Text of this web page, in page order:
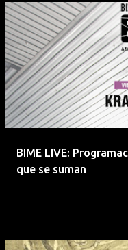
BIME LIVE:
que se suman